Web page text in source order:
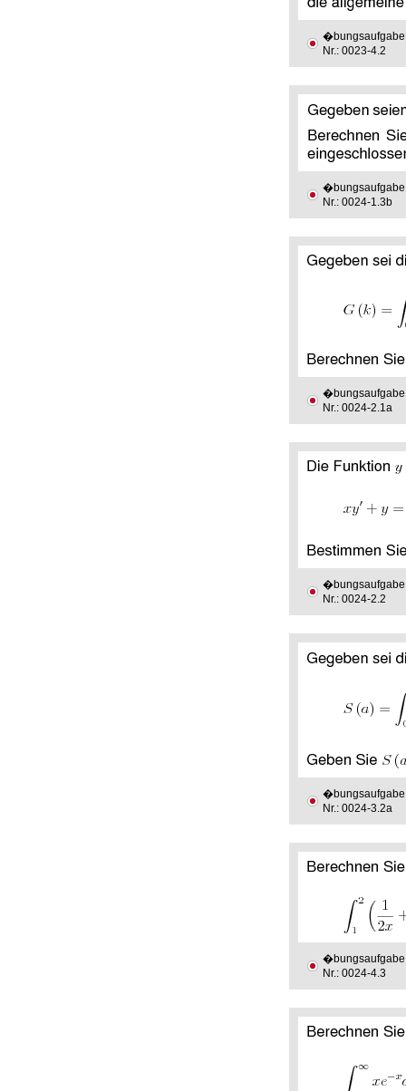
�bungsaufgabe
Nr.: 0023-4.2
�bungsaufgabe
Nr.: 0024-1.3b
�bungsaufgabe
Nr.: 0024-2.1a
�bungsaufgabe
Nr.: 0024-2.2
�bungsaufgabe
Nr.: 0024-3.2a
�bungsaufgabe
Nr.: 0024-4.3